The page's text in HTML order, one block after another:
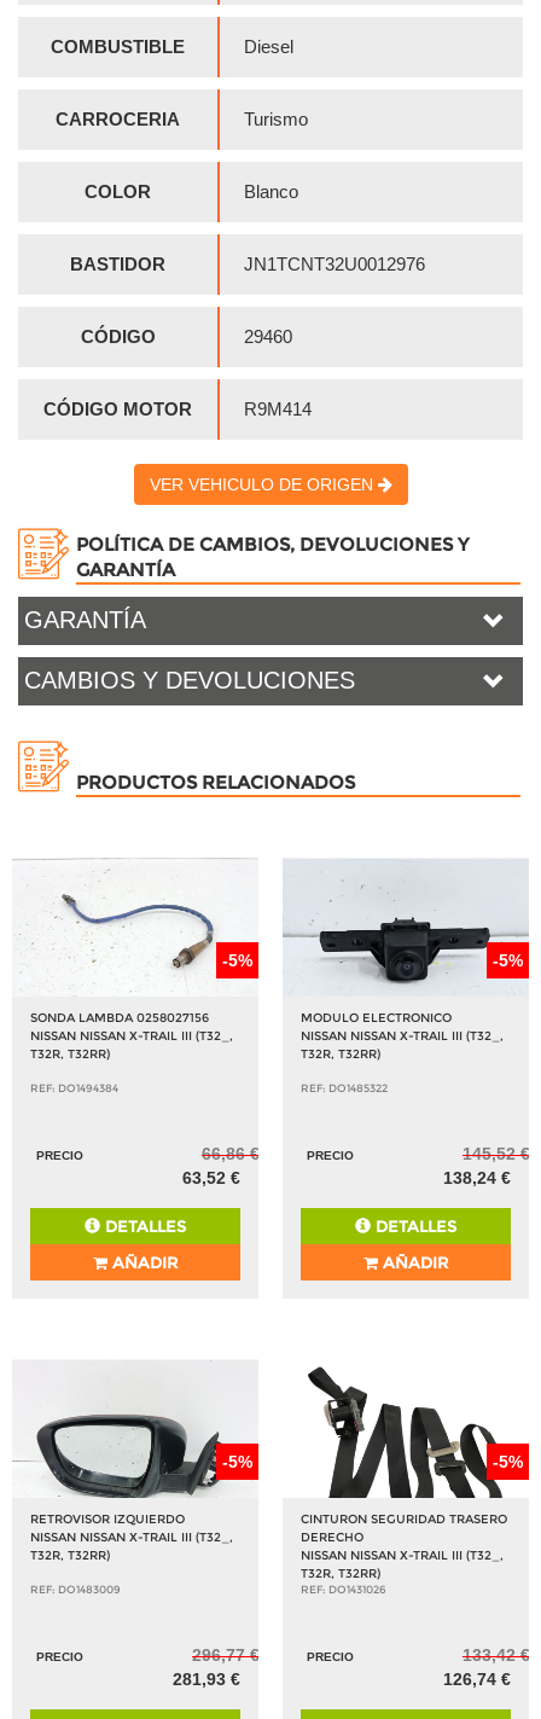
COMBUSTIBLE Diesel
CARROCERIA Turismo
COLOR Blanco
BASTIDOR JN1TCNT32U0012976
CÓDIGO 29460
CÓDIGO MOTOR R9M414
VER VEHICULO DE ORIGEN
POLÍTICA DE CAMBIOS, DEVOLUCIONES Y
GARANTÍA
GARANTÍA
CAMBIOS Y DEVOLUCIONES
PRODUCTOS RELACIONADOS
-5%
SONDA LAMBDA 0258027156
NISSAN NISSAN X-TRAIL III (T32_,
T32R, T32RR)
REF: DO1494384
PRECIO
66,86 €
63,52 €
DETALLES
AÑADIR
-5%
MODULO ELECTRONICO
NISSAN NISSAN X-TRAIL III (T32_,
T32R, T32RR)
REF: DO1485322
PRECIO
145,52 €
138,24 €
DETALLES
AÑADIR
-5%
RETROVISOR IZQUIERDO
NISSAN NISSAN X-TRAIL III (T32_,
T32R, T32RR)
REF: DO1483009
PRECIO
296,77 €
281,93 €
-5%
CINTURON SEGURIDAD TRASERO
DERECHO
NISSAN NISSAN X-TRAIL III (T32_,
T32R, T32RR)
REF: DO1431026
PRECIO
133,42 €
126,74 €